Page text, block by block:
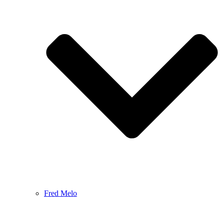
Fred Melo